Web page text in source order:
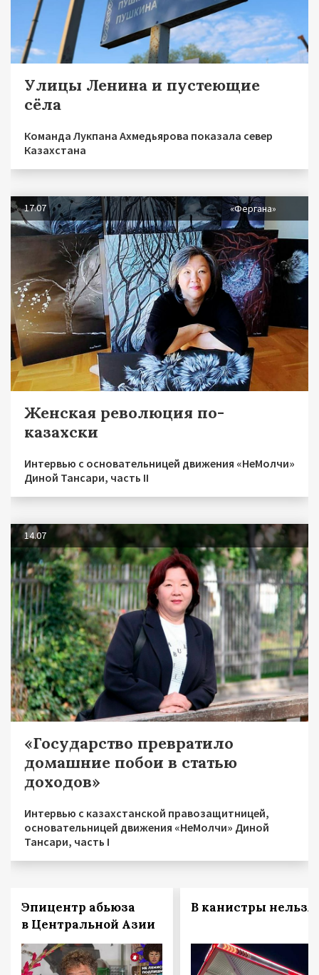
Улицы Ленина и пустеющие
сёла
Команда Лукпана Ахмедьярова показала север
Казахстана
17.07 «Фергана»
Женская революция по-
казахски
Интервью с основательницей движения «НеМолчи»
Диной Тансари, часть II
14.07
«Государство превратило
домашние побои в статью
доходов»
Интервью с казахстанской правозащитницей,
основательницей движения «НеМолчи» Диной
Тансари, часть I
Эпицентр абьюза
в Центральной Азии
В канистры нельзя!